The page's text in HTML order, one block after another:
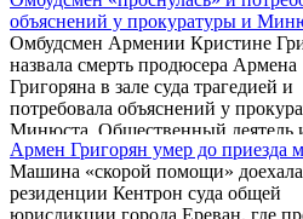
Меликян, но судьи, следователи и
прокуроры проигнорировали все
обращения, поскольку должны
"фетиш ареста".
объяснений у прокуратуры и
Омбудсмен Армении Кристине
назвала смерть продюсера Армена
Григоряна в зале суда трагедией и
потребовала объяснений у
Минюста. Общественный деятель
продюсер Армен Григорян умер
время заседания суда.
пытались оказать первую помощь,
Армен Григорян умер до приезда
Машина «скорой помощи»
резиденции Кентрон суда общей
юрисдикции города Ереван, где